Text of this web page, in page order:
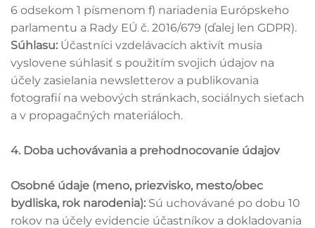
6 odsekom 1 písmenom f) nariadenia Európskeho
parlamentu a Rady EÚ č. 2016/679 (ďalej len GDPR).
Súhlasu: Účastníci vzdelávacích aktivít musia
vyslovene súhlasiť s použitím svojich údajov na
účely zasielania newsletterov a publikovania
fotografií na webových stránkach, sociálnych sieťach
a v propagačných materiáloch.
4. Doba uchovávania a prehodnocovanie údajov
Osobné údaje (meno, priezvisko, mesto/obec
bydliska, rok narodenia): Sú uchovávané po dobu 10
rokov na účely evidencie účastníkov a dokladovania